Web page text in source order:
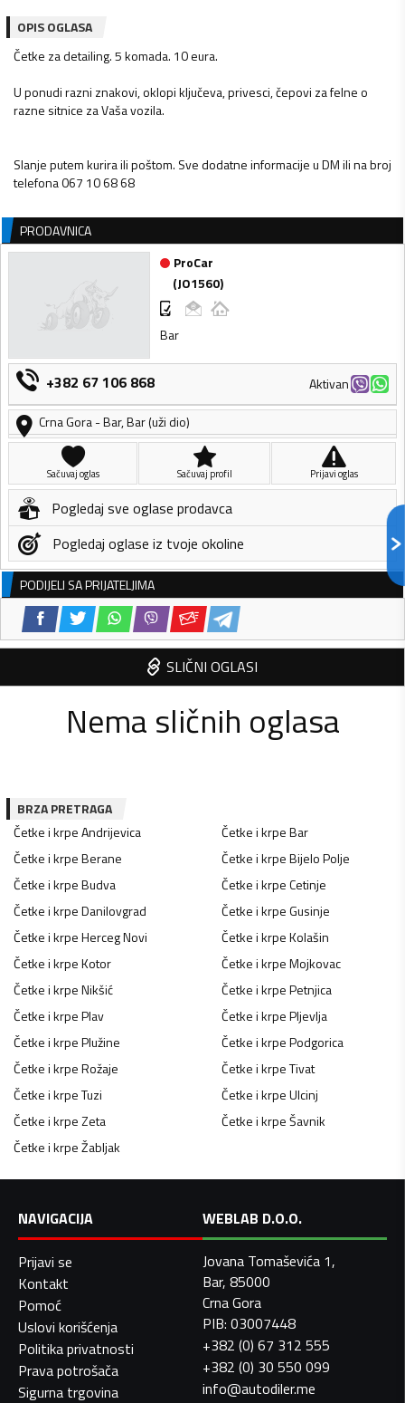
OPIS OGLASA
Četke za detailing. 5 komada. 10 eura.
U ponudi razni znakovi, oklopi ključeva, privesci, čepovi za felne o
razne sitnice za Vaša vozila.
Slanje putem kurira ili poštom. Sve dodatne informacije u DM ili na broj
telefona 067 10 68 68
PRODAVNICA
ProCar
(JO1560)
Bar
+382 67 106 868
Aktivan
Crna Gora-Bar,Bar (uži dio)
Sačuvaj oglas Sačuvaj profil Prijavi oglas
Pogledaj sve oglase prodavca
Pogledaj oglase iz tvoje okoline
PODIJELI SA PRIJATELJIMA
SLIČNI OGLASI
Nema sličnih oglasa
BRZA PRETRAGA
Četke i krpeAndrijevica Četke i krpeBar
Četke i krpeBerane Četke i krpeBijelo Polje
Četke i krpeBudva Četke i krpeCetinje
Četke i krpeDanilovgrad Četke i krpeGusinje
Četke i krpeHerceg Novi Četke i krpeKolašin
Četke i krpeKotor Četke i krpeMojkovac
Četke i krpeNikšić Četke i krpePetnjica
Četke i krpePlav Četke i krpePljevlja
Četke i krpePlužine Četke i krpePodgorica
Četke i krpeRožaje Četke i krpeTivat
Četke i krpeTuzi Četke i krpeUlcinj
Četke i krpeZeta Četke i krpeŠavnik
Četke i krpeŽabljak
NAVIGACIJA
Prijavi se
Kontakt
Pomoć
Uslovi korišćenja
Politika privatnosti
Prava potrošača
Sigurna trgovina
WEBLAB D.O.O.
Jovana Tomaševića 1,
Bar, 85000
Crna Gora
PIB: 03007448
+382 (0) 67 312 555
+382 (0) 30 550 099
info@autodiler.me